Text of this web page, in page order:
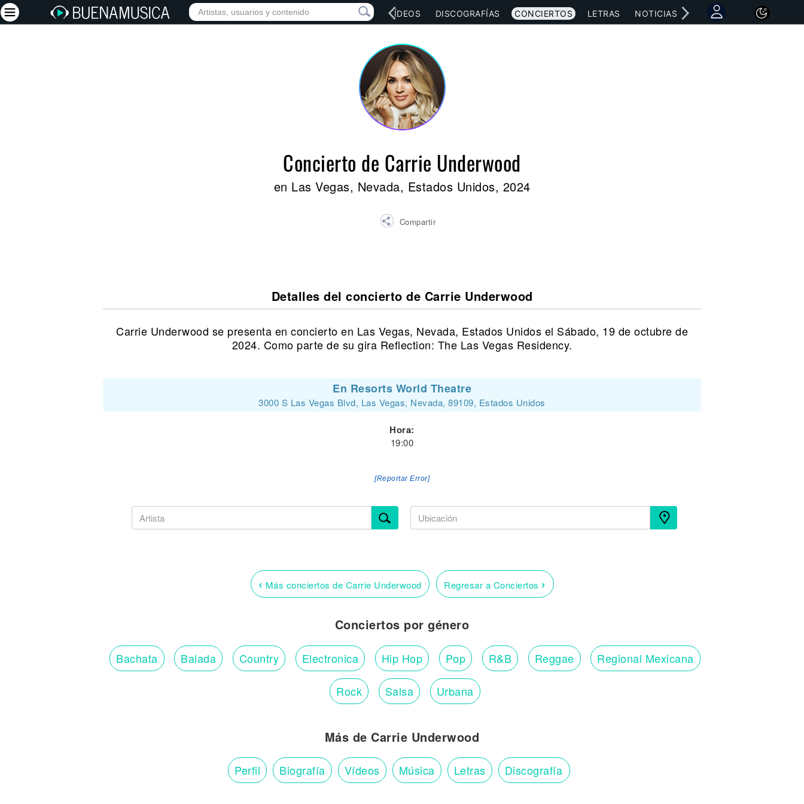
INICIO ARTISTAS RED SOCIAL MÚSICA VÍDEOS DISCOGRAFÍAS CONCIERTOS LETRAS NOTICIAS
Concierto de Carrie Underwood
en Las Vegas, Nevada, Estados Unidos, 2024
Compartir
Detalles del concierto de Carrie Underwood
Carrie Underwood se presenta en concierto en Las Vegas, Nevada, Estados Unidos el Sábado, 19 de octubre de
2024. Como parte de su gira Reflection: The Las Vegas Residency.
En Resorts World Theatre
3000 S Las Vegas Blvd, Las Vegas, Nevada, 89109, Estados Unidos
Hora:
19:00
[Reportar Error]
‹ Más conciertos de Carrie Underwood Regresar a Conciertos ›
Conciertos por género
Bachata Balada Country Electronica Hip Hop Pop R&B Reggae Regional Mexicana
Rock Salsa Urbana
Más de Carrie Underwood
Perfil Biografía Vídeos Música Letras Discografía